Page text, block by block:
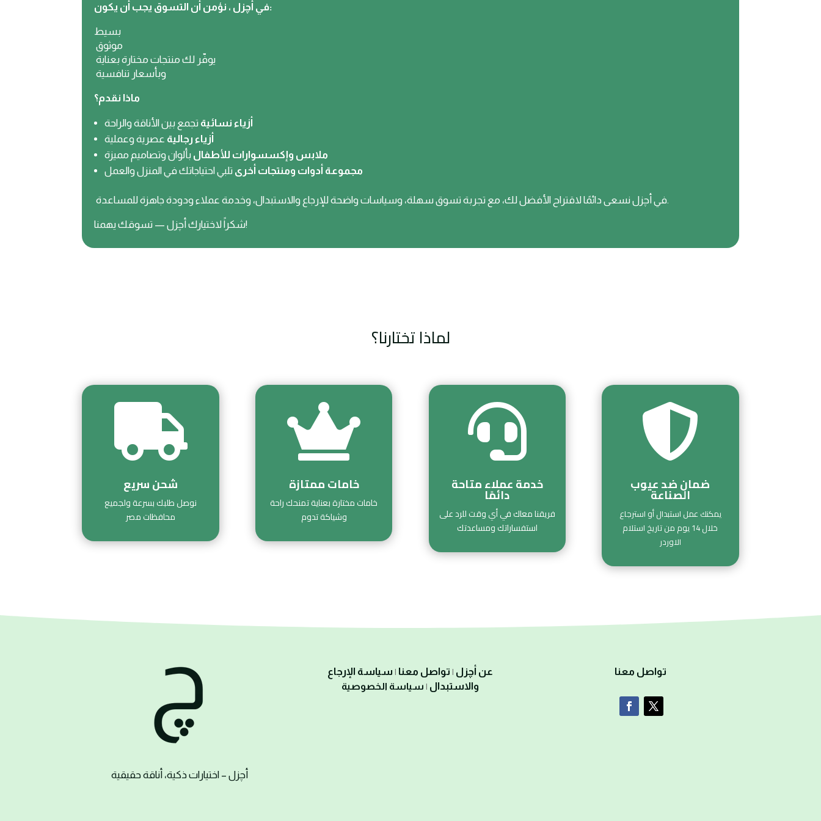
في أچزل ، نؤمن أن التسوق يجب أن يكون:
بسيط
موثوق
يوفّر لك منتجات مختارة بعناية
وبأسعار تنافسية
ماذا نقدم؟
أزياء نسائية تجمع بين الأناقة والراحة
أزياء رجالية عصرية وعملية
ملابس وإكسسوارات للأطفال بألوان وتصاميم مميزة
مجموعة أدوات ومنتجات أخرى تلبي احتياجاتك في المنزل والعمل
في أچزل نسعى دائمًا لاقتراح الأفضل لك، مع تجربة تسوق سهلة، وسياسات واضحة للإرجاع والاستبدال، وخدمة عملاء ودودة جاهزة للمساعدة.
شكراً لاختيارك أچزل — تسوقك يهمنا!
لماذا تختارنا؟

شحن سريع
نوصل طلبك بسرعة ولجميع
محافظات مصر

خامات ممتازة
خامات مختارة بعناية تمنحك راحة
وشياكة تدوم

خدمة عملاء متاحة
دائمًا
فريقنا معاك في أي وقت للرد على
استفساراتك ومساعدتك

ضمان ضد عيوب
الصناعة
يمكنك عمل استبدال أو استرجاع
خلال 14 يوم من تاريخ استلام
الاوردر
أچزل – اختيارات ذكية، أناقة حقيقية
عن أچزل | تواصل معنا | سياسة الإرجاع
والاستبدال | سياسة الخصوصية